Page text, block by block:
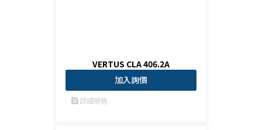
VERTUS CLA 406.2A
加入詢價
feed詳細規格